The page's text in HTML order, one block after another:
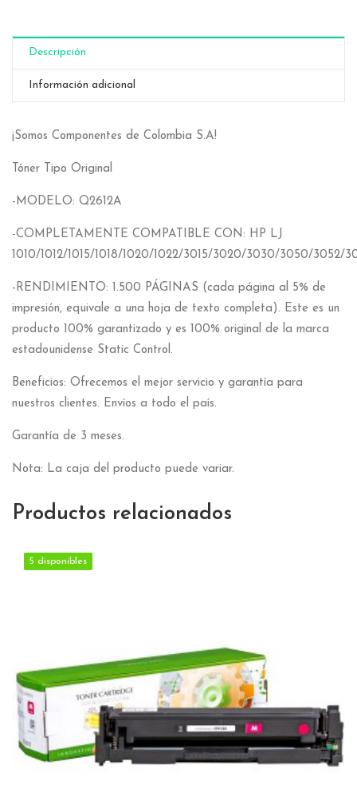
Descripción
Información adicional
¡Somos Componentes de Colombia S.A!
Tóner Tipo Original
-MODELO: Q2612A
-COMPLETAMENTE COMPATIBLE CON: HP LJ
1010/1012/1015/1018/1020/1022/3015/3020/3030/3050/3052/
-RENDIMIENTO: 1.500 PÁGINAS (cada página al 5% de
impresión, equivale a una hoja de texto completa). Este es un
producto 100% garantizado y es 100% original de la marca
estadounidense Static Control.
Beneficios: Ofrecemos el mejor servicio y garantía para
nuestros clientes. Envíos a todo el país.
Garantía de 3 meses.
Nota: La caja del producto puede variar.
Productos relacionados
5 disponibles
5 disponibles